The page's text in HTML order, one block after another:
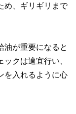
め、ギリギリまで
油が重要になると
クは適宜行い、
を入れるように心